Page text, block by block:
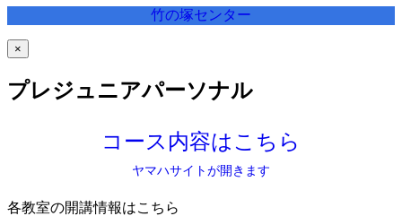
竹の塚センター
×
プレジュニアパーソナル
コース内容はこちら
ヤマハサイトが開きます
各教室の開講情報はこちら